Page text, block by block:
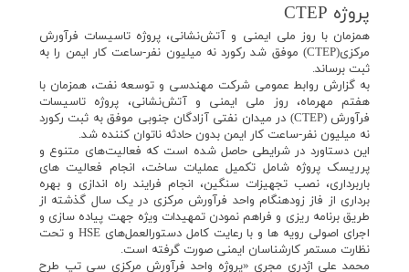
پروژه CTEP
همزمان با روز ملی ایمنی و آتش‌نشانی، پروژه تاسيسات فرآورش
مرکزی(CTEP) موفق شد رکورد نه میلیون نفر-ساعت کار ایمن را به
ثبت برساند.
به گزارش روابط عمومی شرکت مهندسی و توسعه نفت، همزمان با
هفتم مهرماه، روز ملی ایمنی و آتش‌نشانی، پروژه تاسيسات
فرآورش (CTEP) در میدان نفتی آزادگان جنوبی موفق به ثبت رکورد
نه میلیون نفر-ساعت کار ایمن بدون حادثه ناتوان كننده شد.
این دستاورد در شرایطی حاصل شده است که فعالیت‌های متنوع و
پرریسک پروژه شامل تكميل عملیات ساخت‌، انجام فعاليت های
باربرداری، نصب تجهیزات سنگین، انجام فرايند راه اندازی و بهره
برداری از فاز زودهنگام واحد فرآورش مركزی در یک سال گذشته از
طريق برنامه ريزی و فراهم نمودن تمهيدات وي‍ژه جهت پياده سازی و
اجرای اصولی رويه ها و با رعایت کامل دستورالعمل‌های HSE و تحت
نظارت مستمر کارشناسان ایمنی صورت گرفته است.
محمد علی اژدری مجری «پروژه واحد فرآورش مرکزی سی تپ طرح